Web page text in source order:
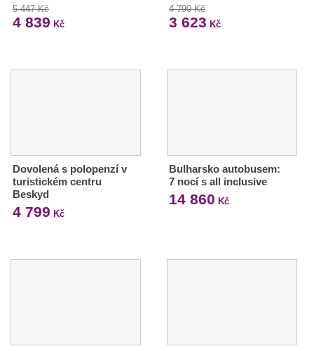
5 447 Kč
4 839 Kč
4 790 Kč
3 623 Kč
Dovolená s polopenzí v
turistickém centru
Beskyd
4 799 Kč
Bulharsko autobusem:
7 nocí s all inclusive
14 860 Kč